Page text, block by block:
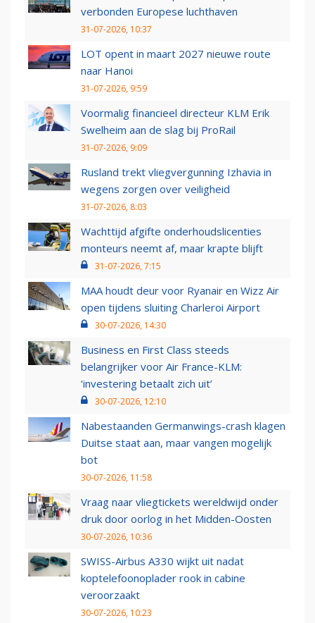
verbonden Europese luchthaven
31-07-2026, 10:37
LOT opent in maart 2027 nieuwe route
naar Hanoi
31-07-2026, 9:59
Voormalig financieel directeur KLM Erik
Swelheim aan de slag bij ProRail
31-07-2026, 9:09
Rusland trekt vliegvergunning Izhavia in
wegens zorgen over veiligheid
31-07-2026, 8:03
Wachttijd afgifte onderhoudslicenties
monteurs neemt af, maar krapte blijft
31-07-2026, 7:15
MAA houdt deur voor Ryanair en Wizz Air
open tijdens sluiting Charleroi Airport
30-07-2026, 14:30
Business en First Class steeds
belangrijker voor Air France-KLM:
‘investering betaalt zich uit’
30-07-2026, 12:10
Nabestaanden Germanwings-crash klagen
Duitse staat aan, maar vangen mogelijk
bot
30-07-2026, 11:58
Vraag naar vliegtickets wereldwijd onder
druk door oorlog in het Midden-Oosten
30-07-2026, 10:36
SWISS-Airbus A330 wijkt uit nadat
koptelefoonoplader rook in cabine
veroorzaakt
30-07-2026, 10:23